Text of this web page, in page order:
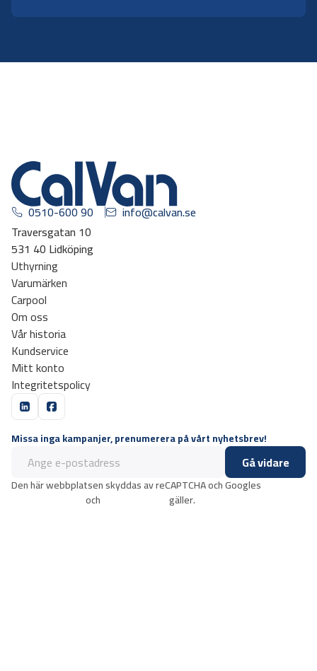
0510-600 90
info@calvan.se
Traversgatan 10
531 40 Lidköping
Uthyrning
Varumärken
Carpool
Om oss
Vår historia
Kundservice
Mitt konto
Integritetspolicy
Missa inga kampanjer, prenumerera på vårt nyhetsbrev!
Gå vidare
Den här webbplatsen skyddas av reCAPTCHA och Googles
och gäller.